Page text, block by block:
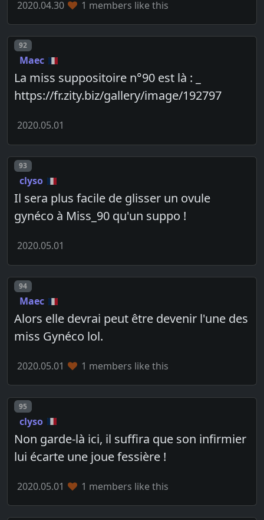
2020.04.30 1 members like this
Post number
92
Maec
La miss suppositoire n°90 est là : _
https://fr.zity.biz/gallery/image/192797
2020.05.01
Post number
93
clyso
Il sera plus facile de glisser un ovule
gynéco à Miss_90 qu'un suppo !
2020.05.01
Post number
94
Maec
Alors elle devrai peut être devenir l'une des
miss Gynéco lol.
2020.05.01 1 members like this
Post number
95
clyso
Non garde-là ici, il suffira que son infirmier
lui écarte une joue fessière !
2020.05.01 1 members like this